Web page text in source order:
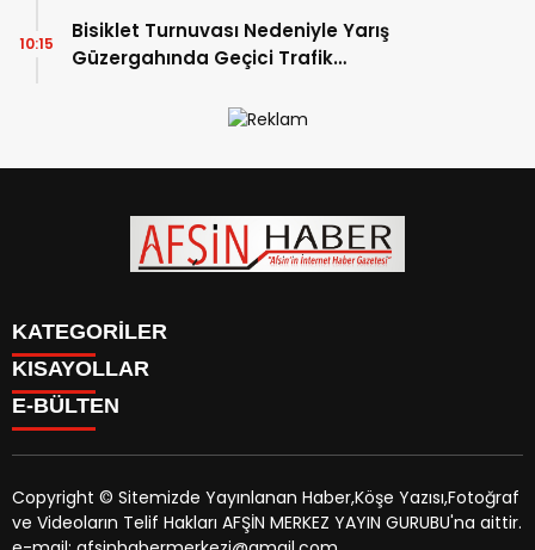
Bisiklet Turnuvası Nedeniyle Yarış
Güzergahında Geçici Trafik
10:15
KATEGORİLER
SİYASET
EĞİTİM
MAGAZİN
MANŞETLER
ÖZEL HABER
KISAYOLLAR
SİYASET
EĞİTİM
KÜLTÜR SANAT
MAGAZİN
E-BÜLTEN
afsinhaber.com e-bültenine abone olarak, tarafınıza haber,
Copyright © Sitemizde Yayınlanan Haber,Köşe Yazısı,Fotoğraf
ve Videoların Telif Hakları AFŞİN MERKEZ YAYIN GURUBU'na aittir.